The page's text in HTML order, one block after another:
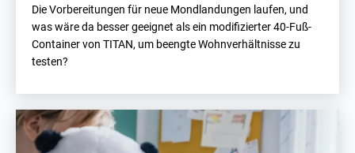
Die Vorbereitungen für neue Mondlandungen laufen, und
was wäre da besser geeignet als ein modifizierter 40-Fuß-
Container von TITAN, um beengte Wohnverhältnisse zu
testen?